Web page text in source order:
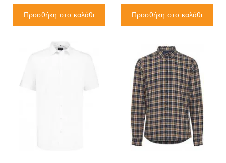
Προσθήκη στο καλάθι Προσθήκη στο καλάθι